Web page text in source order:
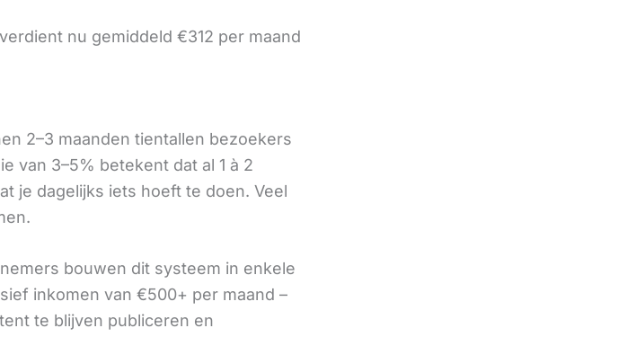
nu gemiddeld €312 per maand
2–3 maanden tientallen bezoekers
van 3–5% betekent dat al 1 à 2
je dagelijks iets hoeft te doen. Veel
bouwen dit systeem in enkele
inkomen van €500+ per maand –
te blijven publiceren en